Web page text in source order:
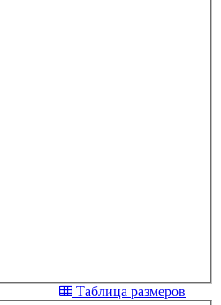
Таблица размеров